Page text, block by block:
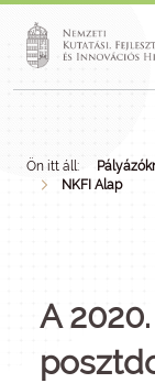
Ön itt áll:
NKFI Alap
A